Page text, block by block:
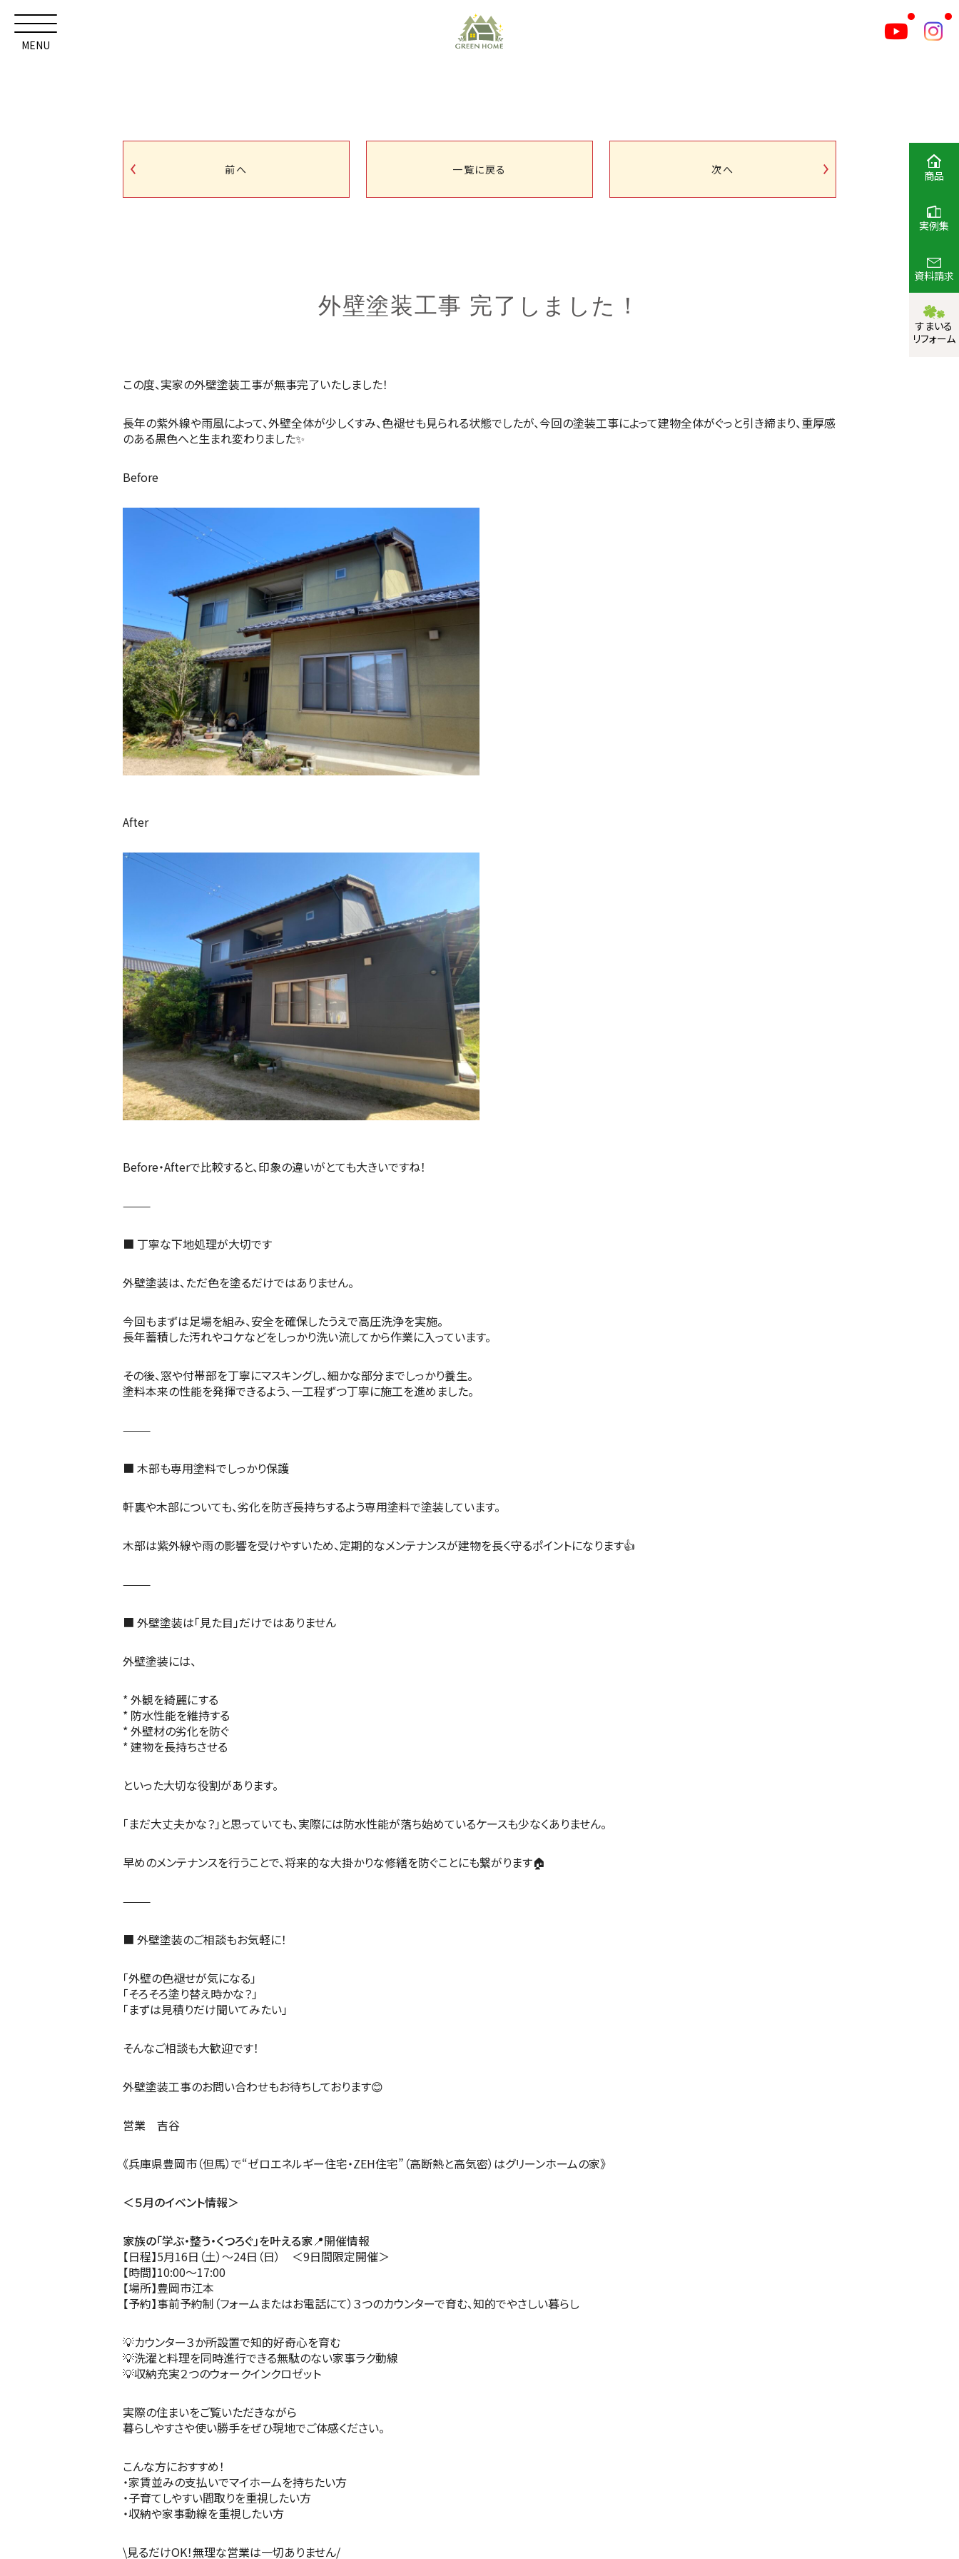
MENU
前へ 一覧に戻る 次へ
外壁塗装工事 完了しました！
この度、実家の外壁塗装工事が無事完了いたしました！
長年の紫外線や雨風によって、外壁全体が少しくすみ、色褪せも見られる状態でしたが、今回の塗装工事によって建物全体がぐっと引き締まり、重厚感
のある黒色へと生まれ変わりました✨
Before
After
Before・Afterで比較すると、印象の違いがとても大きいですね！
⸻
■ 丁寧な下地処理が大切です
外壁塗装は、ただ色を塗るだけではありません。
今回もまずは足場を組み、安全を確保したうえで高圧洗浄を実施。
長年蓄積した汚れやコケなどをしっかり洗い流してから作業に入っています。
その後、窓や付帯部を丁寧にマスキングし、細かな部分までしっかり養生。
塗料本来の性能を発揮できるよう、一工程ずつ丁寧に施工を進めました。
⸻
■ 木部も専用塗料でしっかり保護
軒裏や木部についても、劣化を防ぎ長持ちするよう専用塗料で塗装しています。
木部は紫外線や雨の影響を受けやすいため、定期的なメンテナンスが建物を長く守るポイントになります👍
⸻
■ 外壁塗装は「見た目」だけではありません
外壁塗装には、
* 外観を綺麗にする
* 防水性能を維持する
* 外壁材の劣化を防ぐ
* 建物を長持ちさせる
といった大切な役割があります。
「まだ大丈夫かな？」と思っていても、実際には防水性能が落ち始めているケースも少なくありません。
早めのメンテナンスを行うことで、将来的な大掛かりな修繕を防ぐことにも繋がります🏠
⸻
■ 外壁塗装のご相談もお気軽に！
「外壁の色褪せが気になる」
「そろそろ塗り替え時かな？」
「まずは見積りだけ聞いてみたい」
そんなご相談も大歓迎です！
外壁塗装工事のお問い合わせもお待ちしております😊
営業 吉谷
《兵庫県豊岡市（但馬）で“ゼロエネルギー住宅・ZEH住宅”（高断熱と高気密）はグリーンホームの家》
＜５月のイベント情報＞
家族の「学ぶ・整う・くつろぐ」を叶える家📍開催情報
【日程】5月16日（土）～24日（日） ＜9日間限定開催＞
【時間】10:00～17:00
【場所】豊岡市江本
【予約】事前予約制（フォームまたはお電話にて）３つのカウンターで育む、知的でやさしい暮らし
💡カウンター３か所設置で知的好奇心を育む
💡洗濯と料理を同時進行できる無駄のない家事ラク動線
💡収納充実２つのウォークインクロゼット
実際の住まいをご覧いただきながら
暮らしやすさや使い勝手をぜひ現地でご体感ください。
こんな方におすすめ！
・家賃並みの支払いでマイホームを持ちたい方
・子育てしやすい間取りを重視したい方
・収納や家事動線を重視したい方
\見るだけOK！無理な営業は一切ありません/
商品
実例集
資料請求
すまいる
リフォーム